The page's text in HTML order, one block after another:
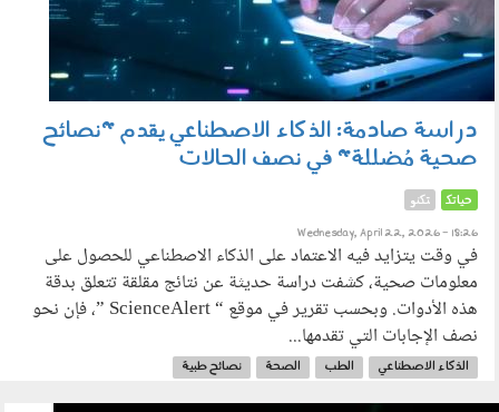
دراسة صادمة: الذكاء الاصطناعي يقدم "نصائح
صحية مُضللة" في نصف الحالات
حياتك تكنو
Wednesday, April 22, 2026 - 18:26
في وقت يتزايد فيه الاعتماد على الذكاء الاصطناعي للحصول على
معلومات صحية، كشفت دراسة حديثة عن نتائج مقلقة تتعلق بدقة
هذه الأدوات. وبحسب تقرير في موقع “ ScienceAlert ”، فإن نحو
نصف الإجابات التي تقدمها...
الذكاء الاصطناعي الطب الصحة نصائح طبية